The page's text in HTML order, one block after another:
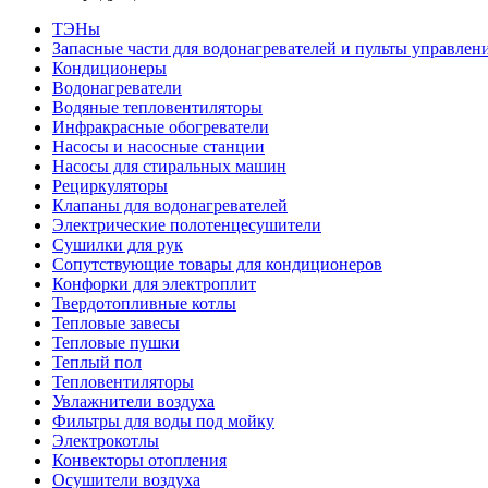
ТЭНы
Запасные части для водонагревателей и пульты
Кондиционеры
Водонагреватели
Водяные тепловентиляторы
Инфракрасные обогреватели
Насосы и насосные станции
Насосы для стиральных машин
Рециркуляторы
Клапаны для водонагревателей
Электрические полотенцесушители
Сушилки для рук
Сопутствующие товары для кондиционеров
Конфорки для электроплит
Твердотопливные котлы
Тепловые завесы
Тепловые пушки
Теплый пол
Тепловентиляторы
Увлажнители воздуха
Фильтры для воды под мойку
Электрокотлы
Конвекторы отопления
Осушители воздуха